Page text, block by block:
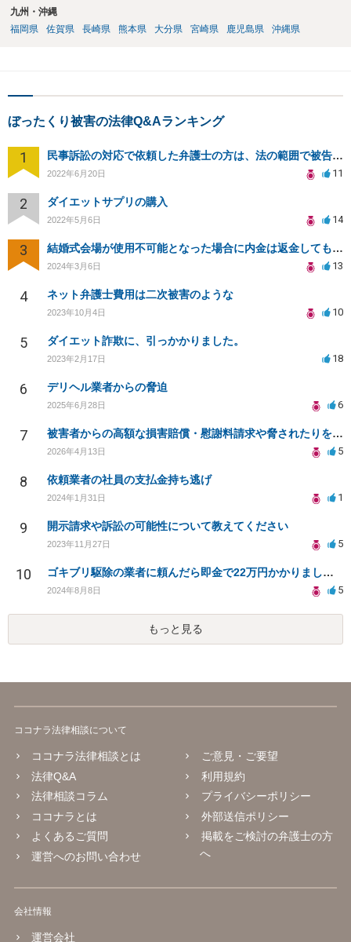
九州・沖縄
福岡県
佐賀県 長崎県 熊本県 大分県 宮崎県 鹿児島県 沖縄県
ぼったくり被害の法律Q&Aランキング
1 民事訴訟の対応で依頼した弁護士の方は、法の範囲で被告の味方ではないのでしょうか？
2022年6月20日 11
2 ダイエットサプリの購入
2022年5月6日 14
3 結婚式会場が使用不可能となった場合に内金は返金してもらえますか？
2024年3月6日 13
4 ネット弁護士費用は二次被害のような
2023年10月4日 10
5 ダイエット詐欺に、引っかかりました。
2023年2月17日 18
6 デリヘル業者からの脅迫
2025年6月28日 6
7 被害者からの高額な損害賠償・慰謝料請求や脅されたりをやめてもらう方法
2026年4月13日 5
8 依頼業者の社員の支払金持ち逃げ
2024年1月31日 1
9 開示請求や訴訟の可能性について教えてください
2023年11月27日 5
10 ゴキブリ駆除の業者に頼んだら即金で22万円かかりました。これは詐欺とかではないでしょうか？
2024年8月8日 5
もっと見る
ココナラ法律相談について
ココナラ法律相談とは
法律Q&A
法律相談コラム
ココナラとは
よくあるご質問
運営へのお問い合わせ
ご意見・ご要望
利用規約
プライバシーポリシー
外部送信ポリシー
掲載をご検討の弁護士の方
へ
会社情報
運営会社